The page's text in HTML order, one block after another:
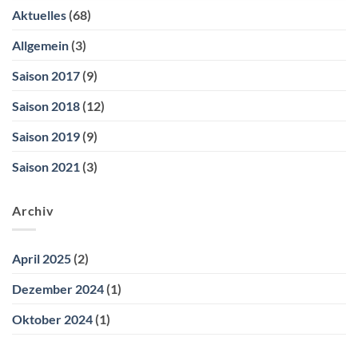
Aktuelles (68)
Allgemein (3)
Saison 2017 (9)
Saison 2018 (12)
Saison 2019 (9)
Saison 2021 (3)
Archiv
April 2025 (2)
Dezember 2024 (1)
Oktober 2024 (1)